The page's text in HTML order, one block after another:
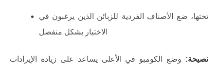
تحتها، ضع الأصناف الفردية للزبائن الذين يرغبون في
الاختيار بشكل منفصل
نصيحة: وضع الكومبو في الأعلى يساعد على زيادة الإيرادات